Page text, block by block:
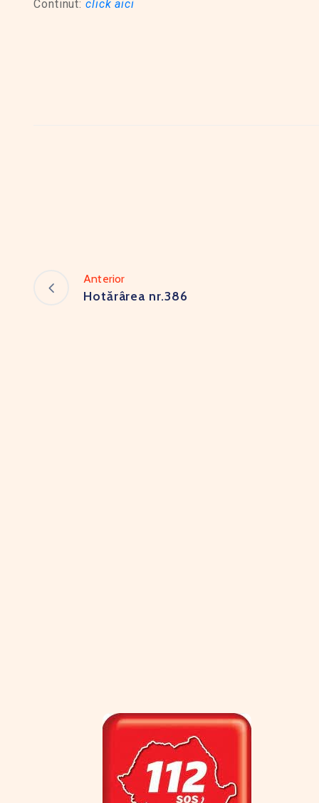
Continut: click aici
Anterior
Hotărârea nr.386